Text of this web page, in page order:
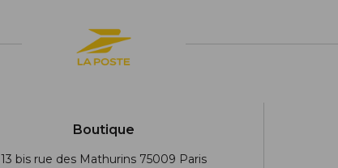
Boutique
13 bis rue des Mathurins 75009 Paris